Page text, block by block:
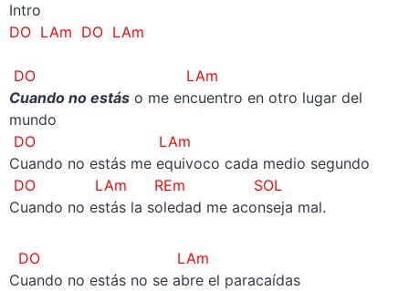
Intro
DO LAm DO LAm
DO LAm
Cuando no estáso me encuentro en otro lugar del
mundo
DO LAm
Cuando no estás me equivoco cada medio segundo
DO LAm REm SOL
Cuando no estás la soledad me aconseja mal.
DO LAm
Cuando no estás no se abre el paracaídas